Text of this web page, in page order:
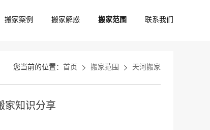
搬家案例 搬家解惑 搬家范围 联系我们
您当前的位置： 首页 搬家范围 天河搬家
家知识分享